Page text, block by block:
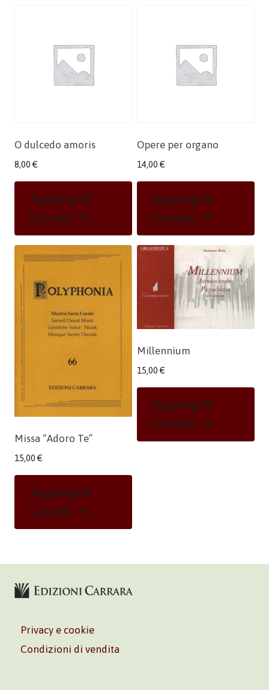
O dulcedo amoris
8,00 €
Aggiungi Al
Carrello
Opere per organo
14,00 €
Aggiungi Al
Carrello
Missa “Adoro Te”
15,00 €
Aggiungi Al
Carrello
Millennium
15,00 €
Aggiungi Al
Carrello
Privacy e cookie
Condizioni di vendita